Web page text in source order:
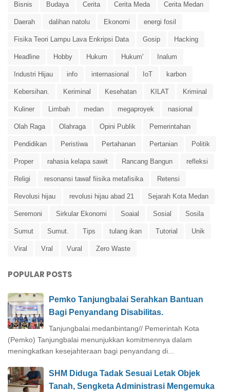
Bisnis Budaya Cerita Cerita Meda Cerita Medan
Daerah dalihan natolu Ekonomi energi fosil
Fisika Teori Lampu Lava Enkripsi Data Gosip Hacking
Headline Hobby Hukum Hukum' Inalum
Industri Hijau info internasional IoT karbon
Kebersihan. Keriminal Kesehatan KILAT Kriminal
Kuliner Limbah medan megaproyek nasional
Olah Raga Olahraga Opini Publik Pemerintahan
Pendidikan Peristiwa Pertahanan Pertanian Politik
Proper rahasia kelapa sawit Rancang Bangun refleksi
Religi resonansi tawaf fiisika metafisika Retensi
Revolusi hijau revolusi hijau abad 21 Sejarah Kota Medan
Seremoni Sirkular Ekonomi Soaial Sosial Sosila
Sumut Sumut. Tips tulang ikan Tutorial Unik
Viral Vral Vural Zero Waste
POPULAR POSTS
Pemko Tanjungbalai Serahkan Bantuan
Bagi Penyandang Disabilitas.
Tanjungbalai.medanbintang// Pemerintah Kota
(Pemko) Tanjungbalai menunjukkan komitmennya dalam
meningkatkan kesejahteraan bagi penyandang di...
SHM Diduga Tadak Sesuai Letak Objek
Tanah, Sengketa Administrasi Mengemuka